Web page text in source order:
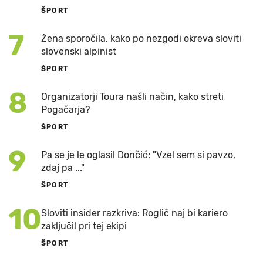
ŠPORT
7
Žena sporočila, kako po nezgodi okreva sloviti
slovenski alpinist
ŠPORT
8
Organizatorji Toura našli način, kako streti
Pogačarja?
ŠPORT
9
Pa se je le oglasil Dončić: "Vzel sem si pavzo,
zdaj pa ..."
ŠPORT
10Sloviti insider razkriva: Roglič naj bi kariero
zaključil pri tej ekipi
ŠPORT